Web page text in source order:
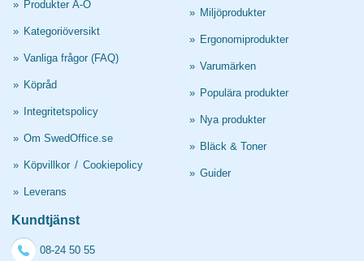
» Produkter A-Ö
» Kategoriöversikt
» Vanliga frågor (FAQ)
» Köpråd
» Integritetspolicy
» Om SwedOffice.se
» Köpvillkor / Cookiepolicy
» Leverans
» Miljöprodukter
» Ergonomiprodukter
» Varumärken
» Populära produkter
» Nya produkter
» Bläck & Toner
» Guider
Kundtjänst
08-24 50 55